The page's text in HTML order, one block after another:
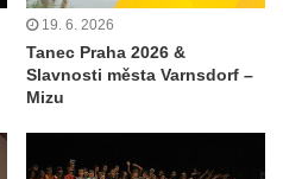
19. 6. 2026
Tanec Praha 2026 &
Slavnosti města Varnsdorf –
Mizu